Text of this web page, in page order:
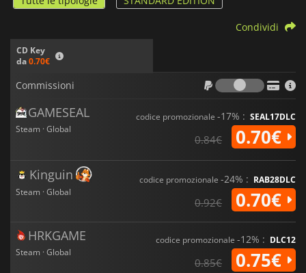
CD Key
da0.70€
Condividi
Commissioni
GAMESEAL
Steam · Global
codice promozionale -17% : SEAL17DLC
0.84€ 0.70€
Kinguin
Steam · Global
codice promozionale -24% : RAB28DLC
0.92€ 0.70€
HRKGAME
Steam · Global
codice promozionale -12% : DLC12
0.85€ 0.75€